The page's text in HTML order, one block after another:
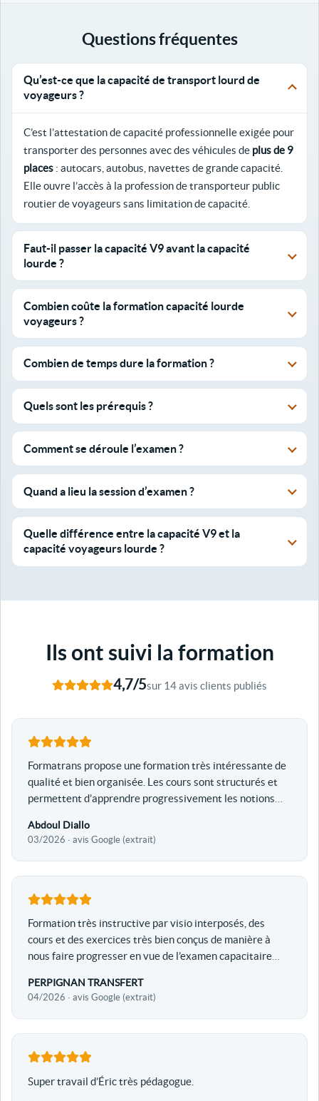
Questions fréquentes
Qu’est-ce que la capacité de transport lourd de
voyageurs ?
C’est l’attestation de capacité professionnelle exigée pour
transporter des personnes avec des véhicules de plus de 9
places : autocars, autobus, navettes de grande capacité.
Elle ouvre l’accès à la profession de transporteur public
routier de voyageurs sans limitation de capacité.
Faut-il passer la capacité V9 avant la capacité
lourde ?
Combien coûte la formation capacité lourde
voyageurs ?
Combien de temps dure la formation ?
Quels sont les prérequis ?
Comment se déroule l’examen ?
Quand a lieu la session d’examen ?
Quelle différence entre la capacité V9 et la
capacité voyageurs lourde ?
Ils ont suivi la formation
4,7/5sur 14 avis clients publiés
Formatrans propose une formation très intéressante de
qualité et bien organisée. Les cours sont structurés et
permettent d’apprendre progressivement les notions
Abdoul Diallo
03/2026 · avis Google (extrait)
Formation très instructive par visio interposés, des
cours et des exercices très bien conçus de manière à
nous faire progresser en vue de l’examen capacitaire…
PERPIGNAN TRANSFERT
04/2026 · avis Google (extrait)
Super travail d’Éric très pédagogue.